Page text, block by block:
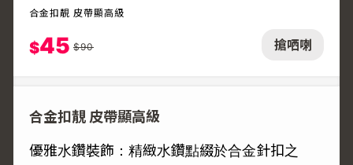
搶哂喇
合金扣靚 皮帶顯高級
$45 $90
合金扣靚 皮帶顯高級
優雅水鑽裝飾：精緻水鑽點綴於合金針扣之